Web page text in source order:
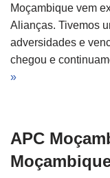
Moçambique vem
Alianças. Tivemos
adversidades e
chegou e
»
APC